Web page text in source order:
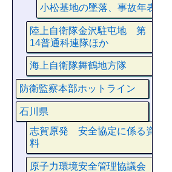
小松基地の墜落、事故年表
陸上自衛隊金沢駐屯地 第
14普通科連隊ほか
海上自衛隊舞鶴地方隊
防衛監察本部ホットライン
石川県
志賀原発 安全協定に係る資
料
原子力環境安全管理協議会